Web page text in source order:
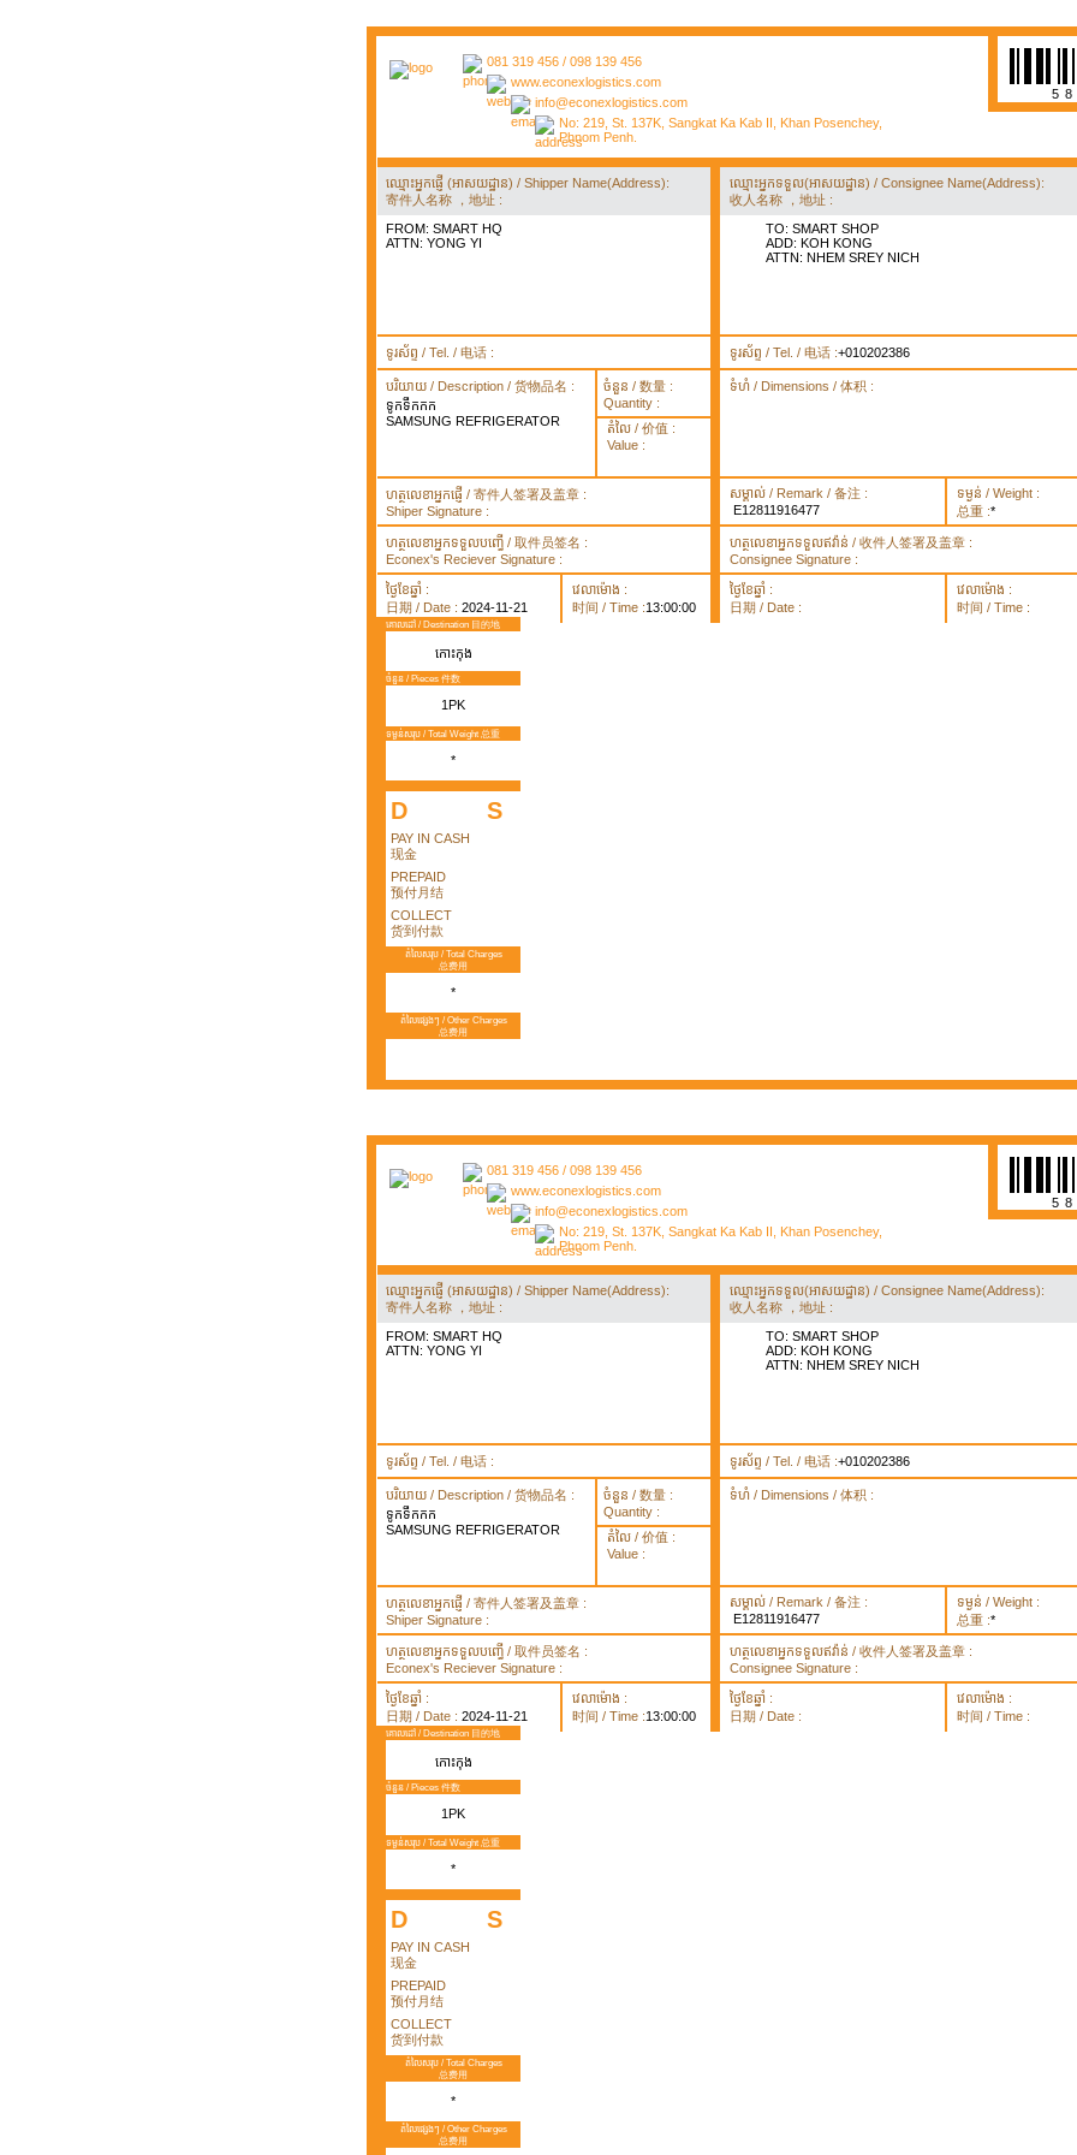
081 319 456 / 098 139 456
www.econexlogistics.com
info@econexlogistics.com
No: 219, St. 137K, Sangkat Ka Kab II, Khan Posenchey,
Phnom Penh.
ឈ្មោះអ្នកផ្ញើ (អាសយដ្ឋាន) / Shipper Name(Address):
寄件人名称 ，地址 :
FROM: SMART HQ
ATTN: YONG YI
ឈ្មោះអ្នកទទួល(អាសយដ្ឋាន) / Consignee Name(Address):
收人名称 ，地址 :
TO: SMART SHOP
ADD: KOH KONG
ATTN: NHEM SREY NICH
ទូរស័ព្ទ / Tel. / 电话 : ទូរស័ព្ទ / Tel. / 电话 :+010202386
បរិយាយ / Description / 货物品名 :
ទូកទឹកកក
SAMSUNG REFRIGERATOR
ចំនួន / 数量 :
Quantity :
តំលៃ / 价值 :
Value :
ទំហំ / Dimensions / 体积 :
ហត្ថលេខាអ្នកផ្ញើ / 寄件人签署及盖章 :
Shiper Signature :
សម្គាល់ / Remark / 备注 :
E12811916477
ទម្ងន់ / Weight :
总重 :*
ហត្ថលេខាអ្នកទទួលបញ្ធើ / 取件员签名 :
Econex's Reciever Signature :
ហត្ថលេខាអ្នកទទួលឥវ៉ាន់ / 收件人签署及盖章 :
Consignee Signature :
ថ្ងៃខែឆ្នាំ :
日期 / Date : 2024-11-21
វេលាម៉ោង :
时间 / Time :13:00:00
ថ្ងៃខែឆ្នាំ :
日期 / Date :
វេលាម៉ោង :
时间 / Time :
គោលដៅ / Destination 目的地
កោះកុង
ចំនួន / Pieces 件数
1PK
ទម្ងន់សរុប / Total Weight 总重
*
D S
PAY IN CASH
现金
PREPAID
预付月结
COLLECT
货到付款
តំលៃសរុប / Total Charges
总费用
*
តំលៃផ្សេងៗ / Other Charges
总费用
081 319 456 / 098 139 456
www.econexlogistics.com
info@econexlogistics.com
No: 219, St. 137K, Sangkat Ka Kab II, Khan Posenchey,
Phnom Penh.
ឈ្មោះអ្នកផ្ញើ (អាសយដ្ឋាន) / Shipper Name(Address):
寄件人名称 ，地址 :
FROM: SMART HQ
ATTN: YONG YI
ឈ្មោះអ្នកទទួល(អាសយដ្ឋាន) / Consignee Name(Address):
收人名称 ，地址 :
TO: SMART SHOP
ADD: KOH KONG
ATTN: NHEM SREY NICH
ទូរស័ព្ទ / Tel. / 电话 : ទូរស័ព្ទ / Tel. / 电话 :+010202386
បរិយាយ / Description / 货物品名 :
ទូកទឹកកក
SAMSUNG REFRIGERATOR
ចំនួន / 数量 :
Quantity :
តំលៃ / 价值 :
Value :
ទំហំ / Dimensions / 体积 :
ហត្ថលេខាអ្នកផ្ញើ / 寄件人签署及盖章 :
Shiper Signature :
សម្គាល់ / Remark / 备注 :
E12811916477
ទម្ងន់ / Weight :
总重 :*
ហត្ថលេខាអ្នកទទួលបញ្ធើ / 取件员签名 :
Econex's Reciever Signature :
ហត្ថលេខាអ្នកទទួលឥវ៉ាន់ / 收件人签署及盖章 :
Consignee Signature :
ថ្ងៃខែឆ្នាំ :
日期 / Date : 2024-11-21
វេលាម៉ោង :
时间 / Time :13:00:00
ថ្ងៃខែឆ្នាំ :
日期 / Date :
វេលាម៉ោង :
时间 / Time :
គោលដៅ / Destination 目的地
កោះកុង
ចំនួន / Pieces 件数
1PK
ទម្ងន់សរុប / Total Weight 总重
*
D S
PAY IN CASH
现金
PREPAID
预付月结
COLLECT
货到付款
តំលៃសរុប / Total Charges
总费用
*
តំលៃផ្សេងៗ / Other Charges
总费用